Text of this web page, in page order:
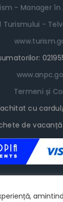
- Manager
Turismului -
Termeni și
cu
de